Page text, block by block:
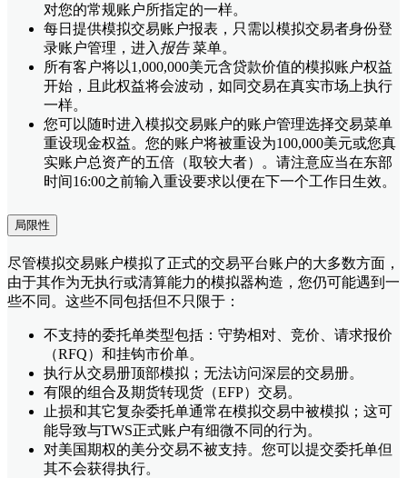
对您的常规账户所指定的一样。
每日提供模拟交易账户报表，只需以模拟交易者身份登
录账户管理，进入 报告菜单。
所有客户将以1,000,000美元含贷款价值的模拟账户权益
开始，且此权益将会波动，如同交易在真实市场上执行
一样。
您可以随时进入模拟交易账户的账户管理选择交易菜单
重设现金权益。您的账户将被重设为100,000美元或您真
实账户总资产的五倍（取较大者）。请注意应当在东部
时间16:00之前输入重设要求以便在下一个工作日生效。
局限性
尽管模拟交易账户模拟了正式的交易平台账户的大多数方面，
由于其作为无执行或清算能力的模拟器构造，您仍可能遇到一
些不同。这些不同包括但不只限于：
不支持的委托单类型包括：守势相对、竞价、请求报价
（RFQ）和挂钩市价单。
执行从交易册顶部模拟；无法访问深层的交易册。
有限的组合及期货转现货（EFP）交易。
止损和其它复杂委托单通常在模拟交易中被模拟；这可
能导致与TWS正式账户有细微不同的行为。
对美国期权的美分交易不被支持。您可以提交委托单但
其不会获得执行。